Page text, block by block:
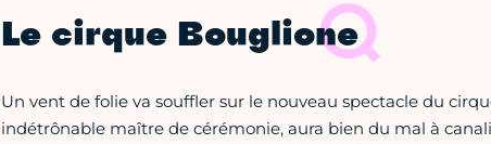
Le cirque Bouglione
Un vent de folie va souffler sur le nouveau spectacle du
indétrônable maître de cérémonie, aura bien du mal à